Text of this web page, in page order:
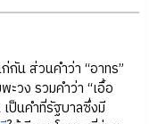
กัน ส่วนคำว่า “อาทร”
ะวง รวมคำว่า “เอื้อ
ป็นคำที่รัฐบาลซึ่งมี